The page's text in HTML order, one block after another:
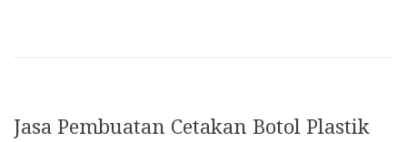
Jasa Pembuatan Cetakan Botol Plastik